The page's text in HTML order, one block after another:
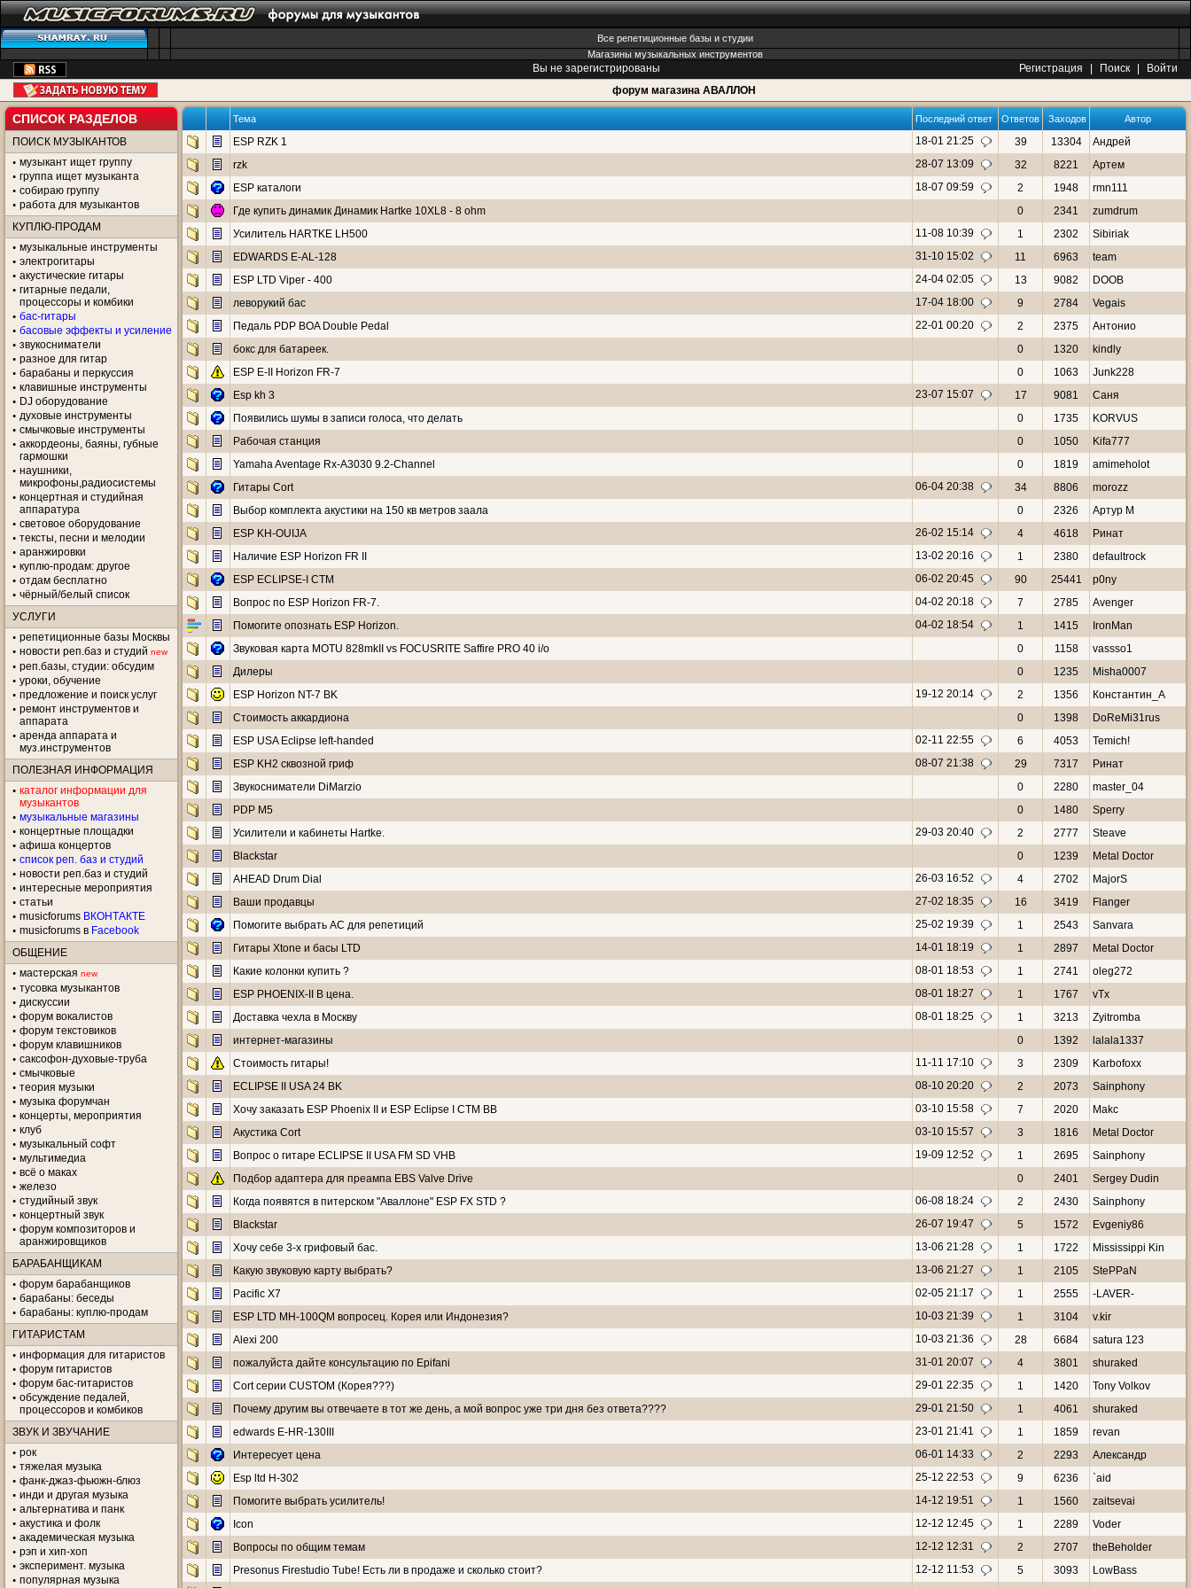
Все репетиционные базы и студии
Магазины музыкальных инструментов
Вы не зарегистрированы Регистрация Поиск
Войти
форум магазина АВАЛЛОН
СПИСОК РАЗДЕЛОВ
ПОИСК МУЗЫКАНТОВ
музыкант ищет группу
группа ищет музыканта
собираю группу
работа для музыкантов
КУПЛЮ-ПРОДАМ
музыкальные инструменты
электрогитары
акустические гитары
гитарные педали,
процессоры и комбики
бас-гитары
басовые эффекты и усиление
звукосниматели
разное для гитар
барабаны и перкуссия
клавишные инструменты
DJ оборудование
духовые инструменты
смычковые инструменты
аккордеоны, баяны, губные
гармошки
наушники,
микрофоны,радиосистемы
концертная и студийная
аппаратура
световое оборудование
тексты, песни и мелодии
аранжировки
куплю-продам: другое
отдам бесплатно
чёрный/белый список
УСЛУГИ
репетиционные базы Москвы
новости реп.баз и студий new
реп.базы, студии: обсудим
уроки, обучение
предложение и поиск услуг
ремонт инструментов и
аппарата
аренда аппарата и
муз.инструментов
ПОЛЕЗНАЯ ИНФОРМАЦИЯ
каталог информации для
музыкантов
музыкальные магазины
концертные площадки
aфиша концертов
список реп. баз и студий
новости реп.баз и студий
интересные мероприятия
статьи
musicforums ВКОНТАКТЕ
musicforums в Facebook
ОБЩЕНИЕ
мастерская new
тусовка музыкантов
дискуссии
форум вокалистов
форум текстовиков
форум клавишников
саксофон-духовые-труба
смычковые
теория музыки
музыка форумчан
концерты, мероприятия
клуб
музыкальный софт
мультимедиа
всё о маках
железо
студийный звук
концертный звук
форум композиторов и
аранжировщиков
БАРАБАНЩИКАМ
форум барабанщиков
барабаны: беседы
барабаны: куплю-продам
ГИТАРИСТАМ
информация для гитаристов
форум гитаристов
форум бас-гитаристов
обсуждение педалей,
процессоров и комбиков
ЗВУК И ЗВУЧАНИЕ
рок
тяжелая музыка
фанк-джаз-фьюжн-блюз
инди и другая музыка
альтернатива и панк
акустика и фолк
академическая музыка
рэп и хип-хоп
эксперимент. музыка
популярная музыка
Тема Последний ответ Ответов Заходов Автор
ESP RZK 1 18-01 21:25 39 13304
Андрей
rzk
28-07 13:09 32 8221
Артем
ESP каталоги
18-07 09:59 2 1948
rmn111
Где купить динамик Динамик Hartke 10XL8 - 8 ohm
0 2341
zumdrum
Усилитель HARTKE LH500
11-08 10:39 1 2302
Sibiriak
EDWARDS E-AL-128
31-10 15:02 11 6963
team
ESP LTD Viper - 400
24-04 02:05 13 9082
DOOB
леворукий бас
17-04 18:00 9 2784
Vegais
Педаль ​PDP BOA Double Pedal
22-01 00:20 2 2375
Антонио
бокс для батареек.
0 1320
kindly
ESP E-II Horizon FR-7
0 1063
Junk228
Esp kh 3
23-07 15:07 17 9081
Саня
Появились шумы в записи голоса, что делать
0 1735
KORVUS
Рабочая станция
0 1050
Kifa777
Yamaha Aventage Rx-A3030 9.2-Channel
0 1819
amimeholot
Гитары Cort
06-04 20:38 34 8806
morozz
Выбор комплекта акустики на 150 кв метров заала
0 2326
Артур М
ESP KH-OUIJA
26-02 15:14 4 4618
Ринат
Наличие ESP Horizon FR II
13-02 20:16 1 2380
defaultrock
ESP ECLIPSE-I CTM
06-02 20:45 90 25441
p0ny
Вопрос по ESP Horizon FR-7.
04-02 20:18 7 2785
Avenger
Помогите опознать ESP Horizon.
04-02 18:54 1 1415
IronMan
Звуковая карта MOTU 828mkII vs FOCUSRITE Saffire PRO 40 i/o
0 1158
vassso1
Дилеры
0 1235
Misha0007
ESP Horizon NT-7 BK
19-12 20:14 2 1356
Константин_A
Стоимость аккардиона
0 1398
DoReMi31rus
ESP USA Eclipse left-handed
02-11 22:55 6 4053
Temich!
ESP KH2 сквозной гриф
08-07 21:38 29 7317
Ринат
Звукосниматели DiMarzio
0 2280
master_04
PDP M5
0 1480
Sperry
Усилители и кабинеты Hartke.
29-03 20:40 2 2777
Steave
Blackstar
0 1239
Metal Doctor
AHEAD Drum Dial
26-03 16:52 4 2702
MajorS
Ваши продавцы
27-02 18:35 16 3419
Flanger
Помогите выбрать АС для репетиций
25-02 19:39 1 2543
Sanvara
Гитары Xtone и басы LTD
14-01 18:19 1 2897
Metal Doctor
Какие колонки купить ?
08-01 18:53 1 2741
oleg272
ESP PHOENIX-II B цена.
08-01 18:27 1 1767
vTx
Доставка чехла в Москву
08-01 18:25 1 3213
Zyitromba
интернет-магазины
0 1392
lalala1337
Стоимость гитары!
11-11 17:10 3 2309
Karbofoxx
ECLIPSE II USA 24 BK
08-10 20:20 2 2073
Sainphony
Хочу заказать ESP Phoenix II и ESP Eclipse I CTM BB
03-10 15:58 7 2020
Makc
Акустика Cort
03-10 15:57 3 1816
Metal Doctor
Вопрос о гитаре ECLIPSE II USA FM SD VHB
19-09 12:52 1 2695
Sainphony
Подбор адаптера для преампа EBS Valve Drive
0 2401
Sergey Dudin
Когда появятся в питерском "Аваллоне" ESP FX STD ?
06-08 18:24 2 2430
Sainphony
Blackstar
26-07 19:47 5 1572
Evgeniy86
Хочу себе 3-х грифовый бас.
13-06 21:28 1 1722
Mississippi Kin
Какую звуковую карту выбрать?
13-06 21:27 1 2105
StePPaN
Pacific X7
02-05 21:17 1 2555
-LAVER-
ESP LTD MH-100QM вопросец. Корея или Индонезия?
10-03 21:39 1 3104
v.kir
Alexi 200
10-03 21:36 28 6684
satura 123
пожалуйста дайте консультацию по Epifani
31-01 20:07 4 3801
shuraked
Cort серии CUSTOM (Корея???)
29-01 22:35 1 1420
Tony Volkov
Почему другим вы отвечаете в тот же день, а мой вопрос уже три дня без ответа????
29-01 21:50 1 4061
shuraked
edwards E-HR-130III
23-01 21:41 1 1859
revan
Интересует цена
06-01 14:33 2 2293
Александр
Esp ltd H-302
25-12 22:53 9 6236
`aid
Помогите выбрать усилитель!
14-12 19:51 1 1560
zaitsevai
Icon
12-12 12:45 1 2289
Voder
Вопросы по общим темам
12-12 12:31 2 2707
theBeholder
Presonus Firestudio Tube! Есть ли в продаже и сколько стоит?
12-12 11:53 5 3093
LowBass